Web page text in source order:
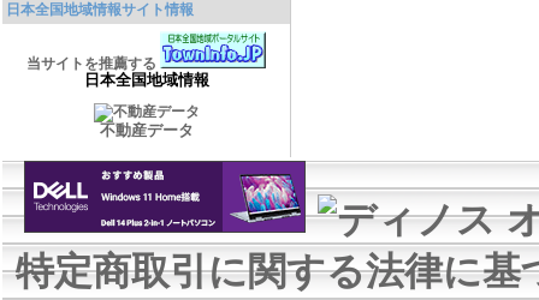
日本全国地域情報サイト情報
当サイトを推薦する
日本全国地域情報
不動産データ
特定商取引に関する法律に基